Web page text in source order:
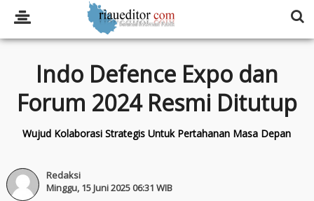
Indo Defence Expo dan
Forum 2024 Resmi Ditutup
Wujud Kolaborasi Strategis Untuk Pertahanan Masa Depan
Redaksi
Minggu, 15 Juni 2025 06:31 WIB